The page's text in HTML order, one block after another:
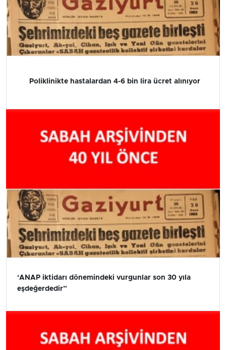
Poliklinikte hastalardan 4-6 bin lira ücret alınıyor
‘ANAP iktidarı dönemindeki vurgunlar son 30 yıla
eşdeğerdedir”